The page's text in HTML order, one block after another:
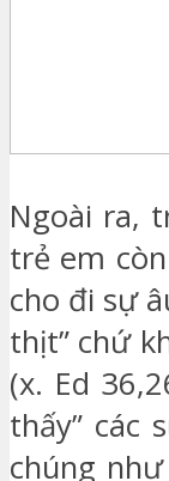
Ngoài ra,
trẻ em
cho đi sự
thịt” chứ
(x. Ed
thấy” các
chúng